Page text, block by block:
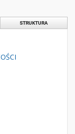
STRUKTURA